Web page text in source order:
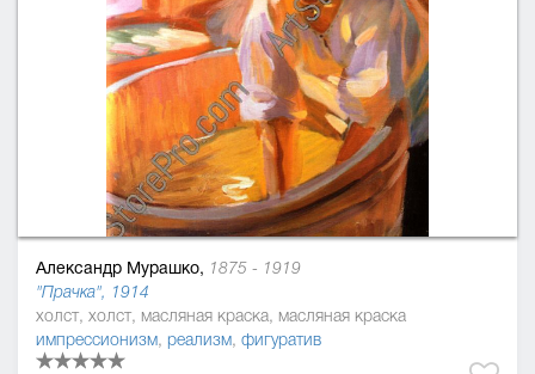
Александр Мурашко, 1875 - 1919
"Прачка", 1914
холст, холст, масляная краска, масляная краска
импрессионизм, реализм, фигуратив